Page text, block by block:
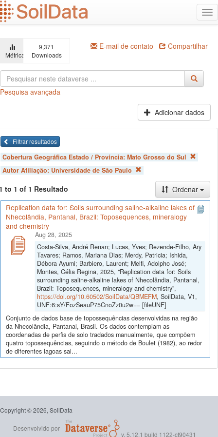
Ir
para
o
principal
Métricas
9,371
Downloads
E-mail de contato Compartilhar
Pesquisa avançada
Adicionar dados
Filtrar resultados
Cobertura Geográfica Estado / Província: Mato Grosso do Sul
Autor Afiliação: Universidade de São Paulo
to 1 of 1 Resultado
Ordenar
Replication data for: Soils surrounding saline-alkaline lakes of
Nhecolândia, Pantanal, Brazil: Toposequences, mineralogy
and chemistry
Aug 28, 2025
Costa-Silva, André Renan; Lucas, Yves; Rezende-Filho, Ary
Tavares; Ramos, Mariana Dias; Merdy, Patricia; Ishida,
Débora Ayumi; Barbiero, Laurent; Melfi, Adolpho José;
Montes, Célia Regina, 2025, "Replication data for: Soils
surrounding saline-alkaline lakes of Nhecolândia, Pantanal,
Brazil: Toposequences, mineralogy and chemistry",
https://doi.org/10.60502/SoilData/QBMEFM, SoilData, V1,
UNF:6:sY/FozSeauP75CnoZz0u2w== [fileUNF]
Conjunto de dados base de topossequências desenvolvidas na região
da Nhecolândia, Pantanal, Brasil. Os dados contemplam as
coordenadas de perfis de solo tradados manualmente, que compõem
quatro topossequências, seguindo o método de Boulet (1982), ao redor
de diferentes lagoas sal...
Copyright © 2026, SoilData
Desenvolvido por
v. 5.12.1 build 1122-cf90431